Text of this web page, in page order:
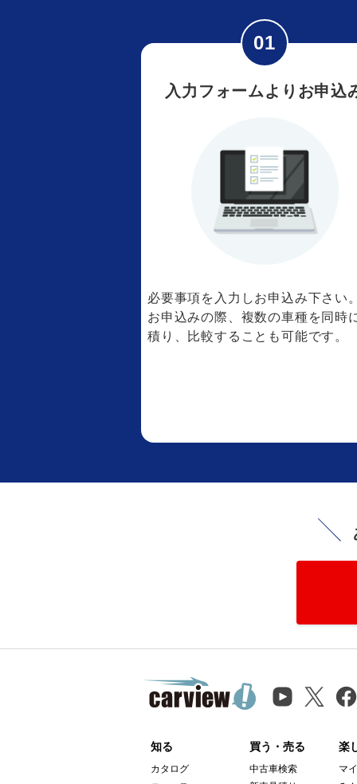
入力フォームよりお申込
必要事項を入力しお申込み下さい
お申込みの際、複数の車種を同時
積り、比較することも可能です。
知る
カタログ
買う・売る
中古車検索
楽
マ